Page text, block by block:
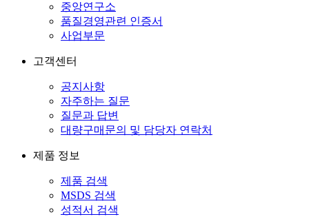
중앙연구소
품질경영관련 인증서
사업부문
고객센터
공지사항
자주하는 질문
질문과 답변
대량구매문의 및 담당자 연락처
제품 정보
제품 검색
MSDS 검색
성적서 검색